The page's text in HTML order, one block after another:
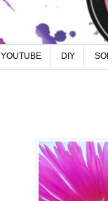
YOUTUBE DIY